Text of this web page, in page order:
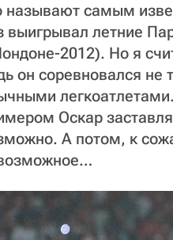
называют самым
выигрывал летние
2012). Но я
он соревновался
Оскар
А потом, к